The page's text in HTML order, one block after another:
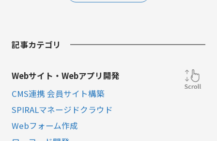
記事カテゴリ
Webサイト・Webアプリ開発
CMS連携 会員サイト構築
SPIRALマネージドクラウド
Webフォーム作成